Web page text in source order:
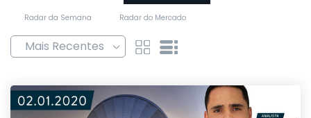
Radar da Semana Radar do Mercado